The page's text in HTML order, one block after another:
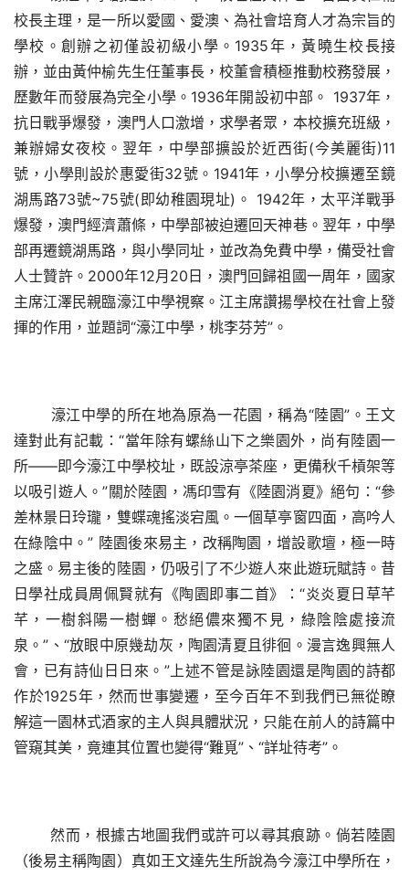
校長主理，是一所以愛國、愛澳、為社會培育人才為宗旨的
學校。創辦之初僅設初級小學。1935年，黃曉生校長接
辦，並由黃仲榆先生任董事長，校董會積極推動校務發展，
歷數年而發展為完全小學。1936年開設初中部。 1937年，
抗日戰爭爆發，澳門人口激增，求學者眾，本校擴充班級，
兼辦婦女夜校。翌年，中學部擴設於近西街(今美麗街)11
號，小學則設於惠愛街32號。1941年，小學分校擴遷至鏡
湖馬路73號~75號(即幼稚園現址)。 1942年，太平洋戰爭
爆發，澳門經濟蕭條，中學部被迫遷回天神巷。翌年，中學
部再遷鏡湖馬路，與小學同址，並改為免費中學，備受社會
人士贊許。2000年12月20日，澳門回歸祖國一周年，國家
主席江澤民親臨濠江中學視察。江主席讚揚學校在社會上發
揮的作用，並題詞“濠江中學，桃李芬芳”。
濠江中學的所在地為原為一花園，稱為“陸園”。王文
達對此有記載：“當年除有螺絲山下之樂園外，尚有陸園一
所——即今濠江中學校址，既設涼亭茶座，更備秋千槓架等
以吸引遊人。”關於陸園，馮印雪有《陸園消夏》絕句：“參
差林景日玲瓏，雙蝶魂搖淡宕風。一個草亭窗四面，高吟人
在綠陰中。” 陸園後來易主，改稱陶園，增設歌壇，極一時
之盛。易主後的陸園，仍吸引了不少遊人來此遊玩賦詩。昔
日學社成員周佩賢就有《陶園即事二首》：“炎炎夏日草芊
芊，一樹斜陽一樹蟬。愁絕儂來獨不見，綠陰陰處接流
泉。”、“放眼中原幾劫灰，陶園清夏且徘徊。漫言逸興無人
會，已有詩仙日日來。”上述不管是詠陸園還是陶園的詩都
作於1925年，然而世事變遷，至今百年不到我們已無從瞭
解這一園林式酒家的主人與具體狀況，只能在前人的詩篇中
管窺其美，竟連其位置也變得“難覓”、“詳址待考”。
然而，根據古地圖我們或許可以尋其痕跡。倘若陸園
（後易主稱陶園）真如王文達先生所說為今濠江中學所在，